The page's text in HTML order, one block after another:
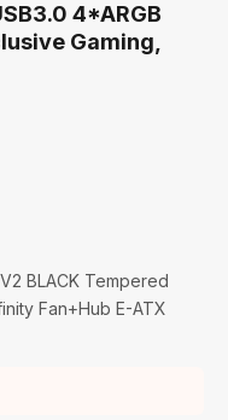
4*ARGB
Gaming,
BLACK Tempered
Fan+Hub E-ATX